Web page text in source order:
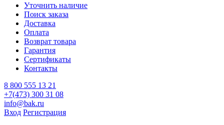
Уточнить наличие
Поиск заказа
Доставка
Оплата
Возврат товара
Гарантия
Сертификаты
Контакты
8 800 555 13 21
+7(473) 300 31 08
info@bak.ru
Вход Регистрация